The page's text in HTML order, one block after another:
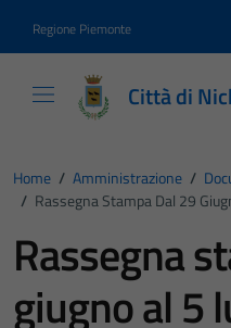
Regione Piemonte
Città di
Home / Amministrazione /
/ Rassegna Stampa Dal 29
Rassegna
giugno al 5